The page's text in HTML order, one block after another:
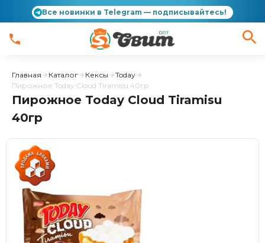
Все новинки в Telegram — подписывайтесь!
Главная Каталог Кексы
Today
Пирожное Today Cloud Tiramisu 40гр
Пирожное Today Cloud Tiramisu
40гр